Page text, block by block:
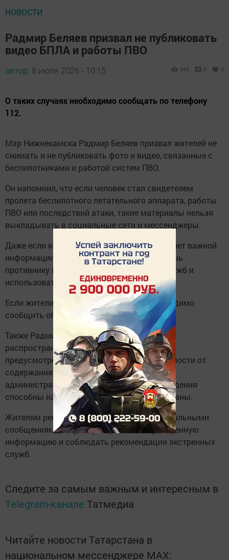
НОВОСТИ
Радмир Беляев призвал не публиковать
видео БПЛА и работы ПВО
автор, 8 июля 2026 - 10:15 343 0 0
О таких случаях необходимо сообщать по телефону
112.
Мэр Нижнекамска Радмир Беляев призвал жителей не
снимать и не публиковать фото и видео, связанные с
беспилотниками и работой систем ПВО.
Он напомнил, что если человек стал свидетелем
пролета беспилотного летательного аппарата, работы
ПВО или последствий атаки, такие материалы нельзя
выкладывать в социальные сети и мессенджеры.
Даже если кажется, что на фото или видео нет важной
информации, такие публикации могут помочь
противнику получить сведения о работе служб и
использовать их для дальнейших атак.
Если жители заметили беспилотник, необходимо
сообщить об этом по телефону112.
Также Радмир Беляев напомнил, что за
распространение подобной информации
предусмотрена ответственность. В зависимости от
содержания публикации она может быть
административной или уголовной, если сведения
способны нанести ущерб безопасности страны.
Жителям рекомендуется следить за официальными
сообщениями, не распространять непроверенную
информацию и соблюдать рекомендации экстренных
служб.
Следите за самым важным и интересным в
Telegram-канале Татмедиа
Читайте новости Татарстана в
национальном мессенджере MАХ: